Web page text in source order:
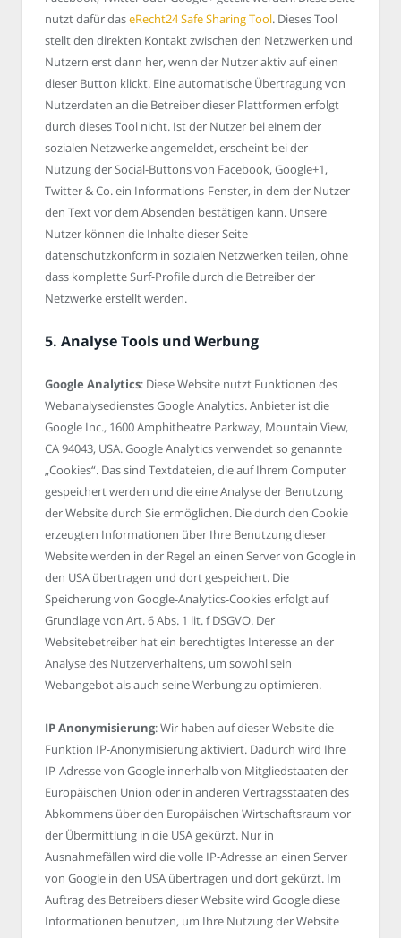
nutzt dafür daseRecht24 Safe Sharing Tool. Dieses Tool
stellt den direkten Kontakt zwischen den Netzwerken und
Nutzern erst dann her, wenn der Nutzer aktiv auf einen
dieser Button klickt. Eine automatische Übertragung von
Nutzerdaten an die Betreiber dieser Plattformen erfolgt
durch dieses Tool nicht. Ist der Nutzer bei einem der
sozialen Netzwerke angemeldet, erscheint bei der
Nutzung der Social-Buttons von Facebook, Google+1,
Twitter & Co. ein Informations-Fenster, in dem der Nutzer
den Text vor dem Absenden bestätigen kann. Unsere
Nutzer können die Inhalte dieser Seite
datenschutzkonform in sozialen Netzwerken teilen, ohne
dass komplette Surf-Profile durch die Betreiber der
Netzwerke erstellt werden.
5. Analyse Tools und Werbung
Google Analytics: Diese Website nutzt Funktionen des
Webanalysedienstes Google Analytics. Anbieter ist die
Google Inc., 1600 Amphitheatre Parkway, Mountain View,
CA 94043, USA. Google Analytics verwendet so genannte
„Cookies“. Das sind Textdateien, die auf Ihrem Computer
gespeichert werden und die eine Analyse der Benutzung
der Website durch Sie ermöglichen. Die durch den Cookie
erzeugten Informationen über Ihre Benutzung dieser
Website werden in der Regel an einen Server von Google in
den USA übertragen und dort gespeichert. Die
Speicherung von Google-Analytics-Cookies erfolgt auf
Grundlage von Art. 6 Abs. 1 lit. f DSGVO. Der
Websitebetreiber hat ein berechtigtes Interesse an der
Analyse des Nutzerverhaltens, um sowohl sein
Webangebot als auch seine Werbung zu optimieren.
IP Anonymisierung: Wir haben auf dieser Website die
Funktion IP-Anonymisierung aktiviert. Dadurch wird Ihre
IP-Adresse von Google innerhalb von Mitgliedstaaten der
Europäischen Union oder in anderen Vertragsstaaten des
Abkommens über den Europäischen Wirtschaftsraum vor
der Übermittlung in die USA gekürzt. Nur in
Ausnahmefällen wird die volle IP-Adresse an einen Server
von Google in den USA übertragen und dort gekürzt. Im
Auftrag des Betreibers dieser Website wird Google diese
Informationen benutzen, um Ihre Nutzung der Website